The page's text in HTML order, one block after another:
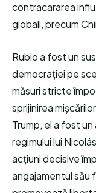
contracararea
globali, precum
Rubio a fost un
democrației pe
măsuri stricte
sprijinirea
Trump, el a fost
regimului lui
acțiuni decisive
angajamentul său